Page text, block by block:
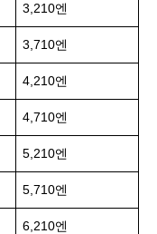
3,210엔
3,710엔
4,210엔
4,710엔
5,210엔
5,710엔
6,210엔